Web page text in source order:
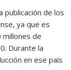
publicación de los
ya que es
de
Durante la
en ese país